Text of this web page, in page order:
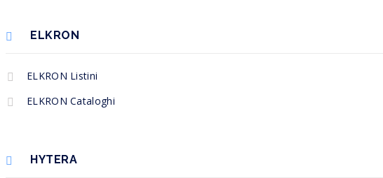
ELKRON
ELKRON Listini
ELKRON Cataloghi
HYTERA